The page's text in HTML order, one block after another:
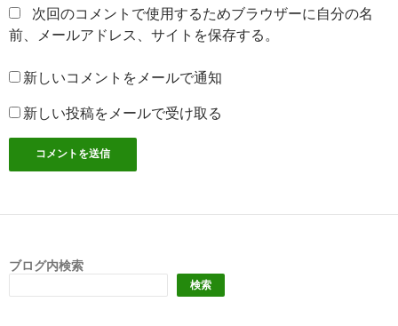
次回のコメントで使用するためブラウザーに自分の名
前、メールアドレス、サイトを保存する。
新しいコメントをメールで通知
新しい投稿をメールで受け取る
ブログ内検索
検索